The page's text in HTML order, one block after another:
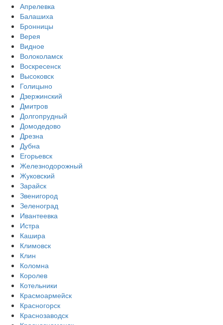
Апрелевка
Балашиха
Бронницы
Верея
Видное
Волоколамск
Воскресенск
Высоковск
Голицыно
Дзержинский
Дмитров
Долгопрудный
Домодедово
Дрезна
Дубна
Егорьевск
Железнодорожный
Жуковский
Зарайск
Звенигород
Зеленоград
Ивантеевка
Истра
Кашира
Климовск
Клин
Коломна
Королев
Котельники
Красмоармейск
Красногорск
Краснозаводск